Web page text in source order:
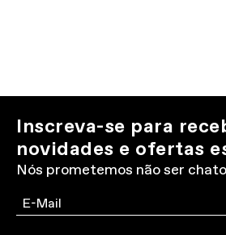
Inscreva-se para
novidades e ofertas
Nós prometemos não ser
Email